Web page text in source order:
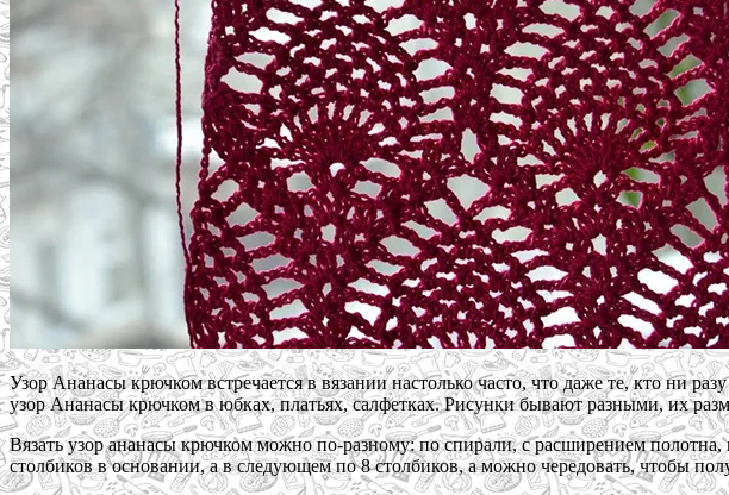
Узор Ананасы крючком встречается в вязании настолько часто, что даже те, кто ни
узор Ананасы крючком в юбках, платьях, салфетках. Рисунки бывают разными, их
Вязать узор ананасы крючком можно по-разному: по спирали, с расширением
столбиков в основании, а в следующем по 8 столбиков, а можно чередовать, чтобы